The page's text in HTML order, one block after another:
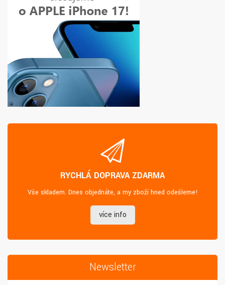
RYCHLÁ DOPRAVA ZDARMA
Vše skladem. Dnes objednáte, a my zboží hned odešleme!
více info
Newsletter